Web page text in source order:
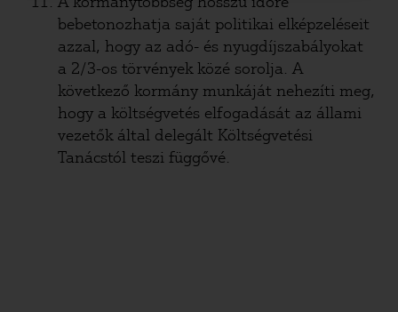
bebetonozhatja saját politikai elképzeléseit
azzal, hogy az adó- és nyugdíjszabályokat
a 2/3-os törvények közé sorolja. A
következő kormány munkáját nehezíti meg,
hogy a költségvetés elfogadását az állami
vezetők által delegált Költségvetési
Tanácstól teszi függővé.